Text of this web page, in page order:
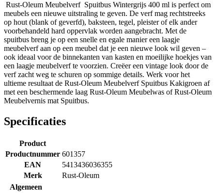
Rust-Oleum Meubelverf Spuitbus Wintergrijs 400 ml is perfect om
meubels een nieuwe uitstraling te geven. De verf mag rechtstreeks
op hout (blank of geverfd), baksteen, tegel, pleister of elk ander
voorbehandeld hard oppervlak worden aangebracht. Met de
spuitbus breng je op een snelle en egale manier een laagje
meubelverf aan op een meubel dat je een nieuwe look wil geven –
ook ideaal voor de binnekanten van kasten en moeilijke hoekjes van
een laagje meubelverf te voorzien. Creëer een vintage look door de
verf zacht weg te schuren op sommige details. Werk voor het
ultieme resultaat de Rust-Oleum Meubelverf Spuitbus Kakigroen af
met een beschermende laag Rust-Oleum Meubelwas of Rust-Oleum
Meubelvernis mat Spuitbus.
Specificaties
Product
Productnummer 601357
EAN
5413436036355
Merk
Rust-Oleum
Algemeen